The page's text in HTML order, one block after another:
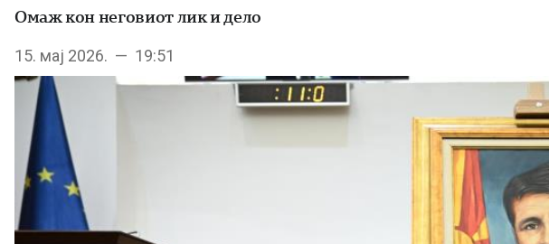
Омаж кон неговиот лик и дело
15. мај 2026. — 19:51